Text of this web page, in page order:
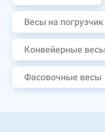
Весы на погрузчик
Конвейерные весы
Фасовочные весы